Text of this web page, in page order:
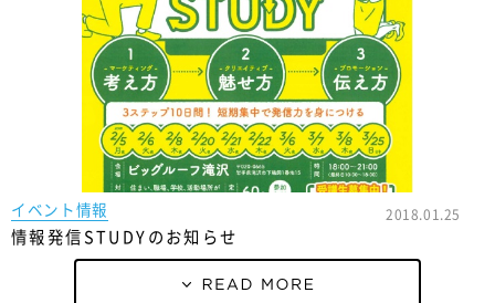
イベント情報 2018.01.25
情報発信STUDYのお知らせ